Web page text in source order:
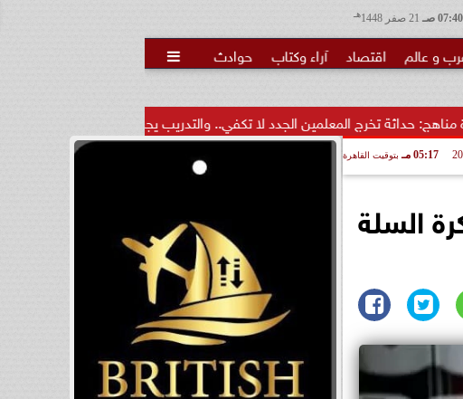
07:40 صـ هـ
و عالم اقتصاد آراء وكتاب حوادث 
خبيرة: الاختبارات المرنة المعلمين الجدد لا تكفي.. والتدريب يجب...
05:17 مـ بتوقيت القاهرة
السلة